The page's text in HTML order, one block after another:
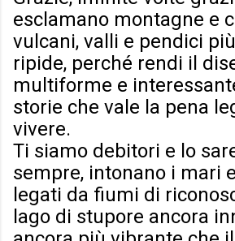
esclamano montagne e
vulcani, valli e pendici
ripide, perché rendi il
multiforme e
storie che vale la pena
vivere.
Ti siamo debitori e lo
sempre, intonano i mari
legati da fiumi di
lago di stupore ancora